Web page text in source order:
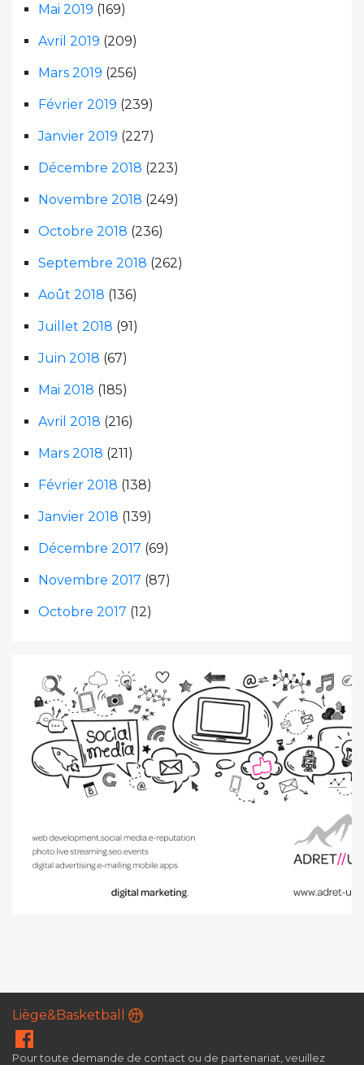
Mai 2019 (169)
Avril 2019 (209)
Mars 2019 (256)
Février 2019 (239)
Janvier 2019 (227)
Décembre 2018 (223)
Novembre 2018 (249)
Octobre 2018 (236)
Septembre 2018 (262)
Août 2018 (136)
Juillet 2018 (91)
Juin 2018 (67)
Mai 2018 (185)
Avril 2018 (216)
Mars 2018 (211)
Février 2018 (138)
Janvier 2018 (139)
Décembre 2017 (69)
Novembre 2017 (87)
Octobre 2017 (12)
Liège&Basketball
Pour toute demande de contact ou de partenariat, veuillez